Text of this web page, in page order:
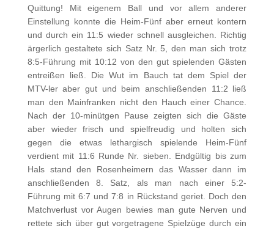
Quittung! Mit eigenem Ball und vor allem anderer
Einstellung konnte die Heim-Fünf aber erneut kontern
und durch ein 11:5 wieder schnell ausgleichen. Richtig
ärgerlich gestaltete sich Satz Nr. 5, den man sich trotz
8:5-Führung mit 10:12 von den gut spielenden Gästen
entreißen ließ. Die Wut im Bauch tat dem Spiel der
MTV-ler aber gut und beim anschließenden 11:2 ließ
man den Mainfranken nicht den Hauch einer Chance.
Nach der 10-minütgen Pause zeigten sich die Gäste
aber wieder frisch und spielfreudig und holten sich
gegen die etwas lethargisch spielende Heim-Fünf
verdient mit 11:6 Runde Nr. sieben. Endgültig bis zum
Hals stand den Rosenheimern das Wasser dann im
anschließenden 8. Satz, als man nach einer 5:2-
Führung mit 6:7 und 7:8 in Rückstand geriet. Doch den
Matchverlust vor Augen bewies man gute Nerven und
rettete sich über gut vorgetragene Spielzüge durch ein